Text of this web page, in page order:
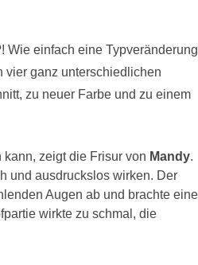
Wie einfach eine Typveränderung
vier ganz unterschiedlichen
zu neuer Farbe und zu einem
zeigt die Frisur von Mandy.
und ausdruckslos wirken. Der
Augen ab und brachte eine
wirkte zu schmal, die